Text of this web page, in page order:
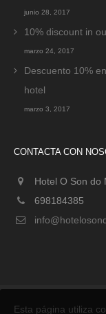
junio 28, 2017
10% discount in
marzo 24, 2017
Descuento 10%
hotel
marzo 3, 2017
CONTACTA CON
Hotel O Son do
698184385
Esta página utiliza